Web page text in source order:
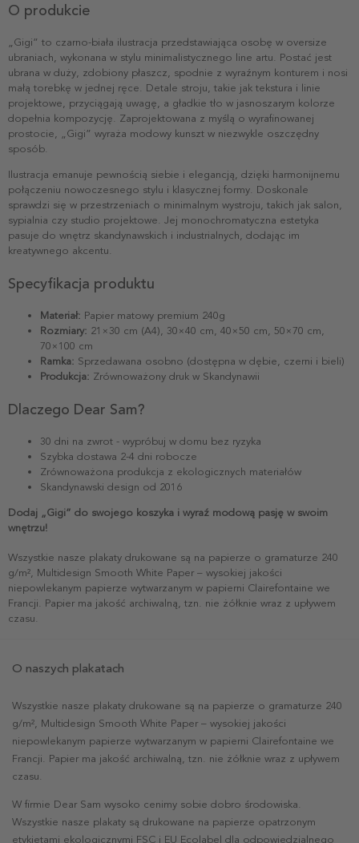
O produkcie
„Gigi” to czarno-biała ilustracja przedstawiająca osobę w oversize
ubraniach, wykonana w stylu minimalistycznego line artu. Postać jest
ubrana w duży, zdobiony płaszcz, spodnie z wyraźnym konturem i nosi
małą torebkę w jednej ręce. Detale stroju, takie jak tekstura i linie
projektowe, przyciągają uwagę, a gładkie tło w jasnoszarym kolorze
dopełnia kompozycję. Zaprojektowana z myślą o wyrafinowanej
prostocie, „Gigi” wyraża modowy kunszt w niezwykle oszczędny
sposób.
Ilustracja emanuje pewnością siebie i elegancją, dzięki harmonijnemu
połączeniu nowoczesnego stylu i klasycznej formy. Doskonale
sprawdzi się w przestrzeniach o minimalnym wystroju, takich jak salon,
sypialnia czy studio projektowe. Jej monochromatyczna estetyka
pasuje do wnętrz skandynawskich i industrialnych, dodając im
kreatywnego akcentu.
Specyfikacja produktu
Materiał: Papier matowy premium 240g
Rozmiary: 21×30 cm (A4), 30×40 cm, 40×50 cm, 50×70 cm,
70×100 cm
Ramka: Sprzedawana osobno (dostępna w dębie, czerni i bieli)
Produkcja: Zrównoważony druk w Skandynawii
Dlaczego Dear Sam?
30 dni na zwrot - wypróbuj w domu bez ryzyka
Szybka dostawa 2-4 dni robocze
Zrównoważona produkcja z ekologicznych materiałów
Skandynawski design od 2016
Dodaj „Gigi” do swojego koszyka i wyraź modową pasję w swoim
wnętrzu!
Wszystkie nasze plakaty drukowane są na papierze o gramaturze 240
g/m², Multidesign Smooth White Paper – wysokiej jakości
niepowlekanym papierze wytwarzanym w papierni Clairefontaine we
Francji. Papier ma jakość archiwalną, tzn. nie żółknie wraz z upływem
czasu.
O naszych plakatach
Wszystkie nasze plakaty drukowane są na papierze o gramaturze 240
g/m², Multidesign Smooth White Paper – wysokiej jakości
niepowlekanym papierze wytwarzanym w papierni Clairefontaine we
Francji. Papier ma jakość archiwalną, tzn. nie żółknie wraz z upływem
czasu.
W firmie Dear Sam wysoko cenimy sobie dobro środowiska.
Wszystkie nasze plakaty są drukowane na papierze opatrzonym
etykietami ekologicznymi FSC i EU Ecolabel dla odpowiedzialnego